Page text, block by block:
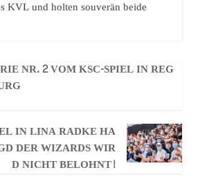
KVL und holten souverän beide
NR. 2 VOM KSC-SPIEL IN REG
IN LINA RADKE HA
DER WIZARDS WIR
D NICHT BELOHNT!